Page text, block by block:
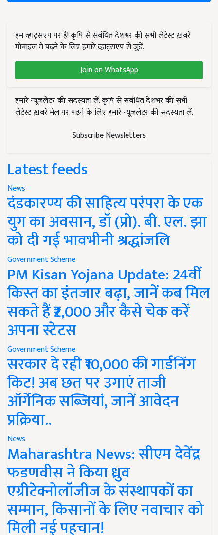
हम व्हाट्सएप पर हैं! कृषि से संबंधित देशभर की सभी लेटेस्ट ख़बरें
मोबाइल में पढ़ने के लिए हमारे व्हाट्सएप से जुड़ें.
Join on WhatsApp
हमारे न्यूज़लेटर की सदस्यता लें. कृषि से संबंधित देशभर की सभी
लेटेस्ट ख़बरें मेल पर पढ़ने के लिए हमारे न्यूज़लेटर की सदस्यता लें.
Subscribe Newsletters
Latest feeds
News
दंडकारण्य की साहित्य परंपरा के एक
युग का अवसान, डॉ (प्रो). बी. एल. झा
को दी गई भावभीनी श्रद्धांजलि
Government Scheme
PM Kisan Yojana Update: 24वीं
किस्त का इंतजार बढ़ा, जानें कब मिल
सकते हैं ₹2,000 और कैसे चेक करें
अपना स्टेटस
Government Scheme
सरकार दे रही ₹10,000 की गार्डनिंग
किट! अब छत पर उगाएं ताजी
ऑर्गेनिक सब्जियां, जानें आवेदन
प्रक्रिया..
News
Maharashtra News: सीएम देवेंद्र
फडणवीस ने किया ध्रुव
एग्रीटेक्नोलॉजीज के संस्थापकों का
सम्मान, किसानों के लिए नवाचार को
मिली नई पहचान!